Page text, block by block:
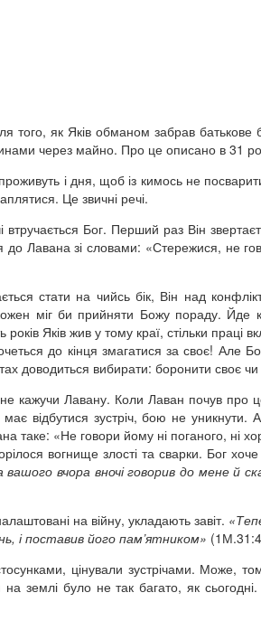
того, як Яків обманом забрав батькове
через майно. Про це описано в 31
і дня, щоб із кимось не
Це звичні речі.
Бог. Перший раз Він
до Лавана зі словами: «Стережися, не
стати на чийсь бік, Він над
міг би прийняти Божу пораду. Йде
Яків жив у тому краї, стільки праці
до кінця змагатися за своє! Але
доводиться вибирати: боронити своє
кажучи Лавану. Коли Лаван почув про
відбутися зустріч, бою не уникнути.
таке: «Не говори йому ні поганого, ні
вогнище злості та сварки. Бог
вчора вночі говорив до мене й
на війну, укладають завіт.
і поставив його пам’ятником»
цінували зустрічами. Може,
землі було не так багато, як